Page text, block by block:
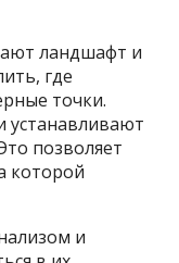
ландшафт и
где
точки.
устанавливают
позволяет
которой
и